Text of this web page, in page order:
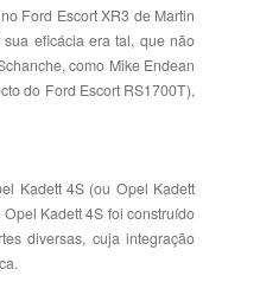
Ford Escort XR3 de Martin
eficácia era tal, que não
como Mike Endean
do Ford Escort RS1700T),
Kadett 4S (ou Opel Kadett
Kadett 4S foi construído
diversas, cuja integração